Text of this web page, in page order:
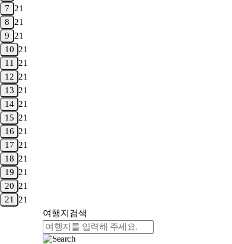
7
21
8
21
9
21
10 21
11
21
12 21
13 21
14 21
15 21
16 21
17 21
18 21
19 21
20 21
21
21
여행지 검색